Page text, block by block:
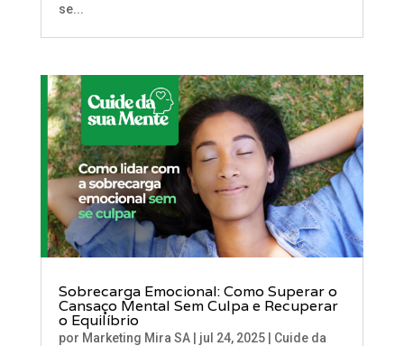
se...
Sobrecarga Emocional: Como Superar o
Cansaço Mental Sem Culpa e Recuperar
o Equilíbrio
por Marketing Mira SA| jul 24, 2025| Cuide da